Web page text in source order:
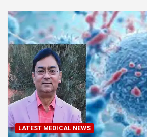
LATEST MEDICAL NEWS